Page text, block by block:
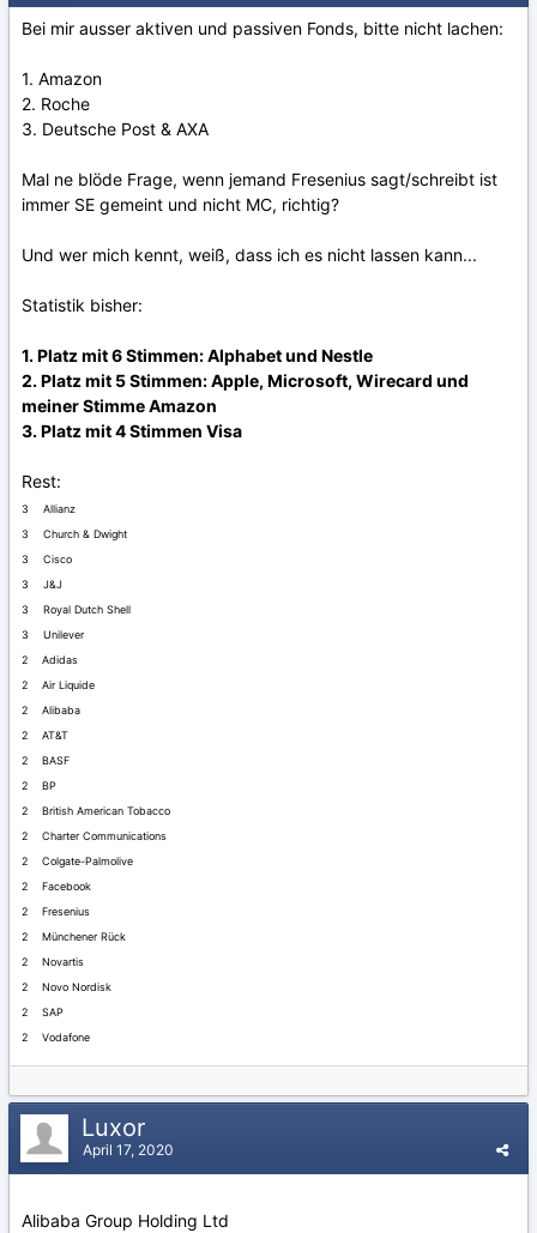
Bei mir ausser aktiven und passiven Fonds, bitte nicht lachen:
1. Amazon
2. Roche
3. Deutsche Post & AXA
Mal ne blöde Frage, wenn jemand Fresenius sagt/schreibt ist
immer SE gemeint und nicht MC, richtig?
Und wer mich kennt, weiß, dass ich es nicht lassen kann...
Statistik bisher:
1. Platz mit 6 Stimmen: Alphabet und Nestle
2. Platz mit 5 Stimmen: Apple, Microsoft, Wirecard und
meiner Stimme Amazon
3. Platz mit 4 Stimmen Visa
Rest:
3 Allianz
3 Church & Dwight
3 Cisco
3 J&J
3 Royal Dutch Shell
3 Unilever
2 Adidas
2 Air Liquide
2 Alibaba
2 AT&T
2 BASF
2 BP
2 British American Tobacco
2 Charter Communications
2 Colgate-Palmolive
2 Facebook
2 Fresenius
2 Münchener Rück
2 Novartis
2 Novo Nordisk
2 SAP
2 Vodafone
Luxor
April 17, 2020
Alibaba Group Holding Ltd